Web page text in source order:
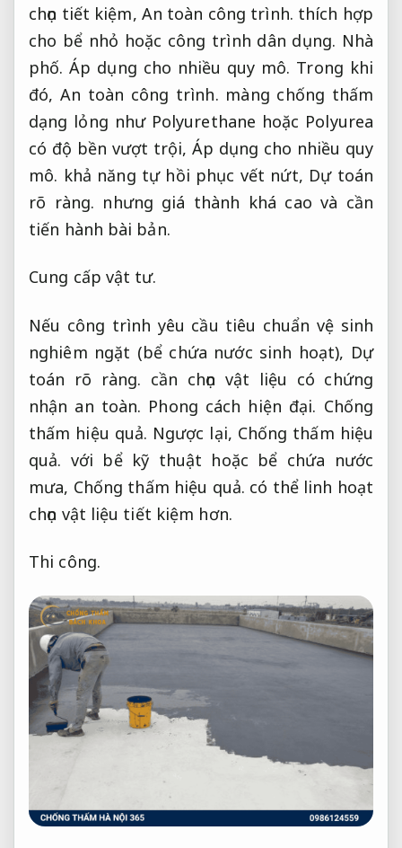
chọn tiết kiệm, An toàn công trình. thích hợp
cho bể nhỏ hoặc công trình dân dụng. Nhà
phố. Áp dụng cho nhiều quy mô. Trong khi
đó, An toàn công trình. màng chống thấm
dạng lỏng như Polyurethane hoặc Polyurea
có độ bền vượt trội, Áp dụng cho nhiều quy
mô. khả năng tự hồi phục vết nứt, Dự toán
rõ ràng. nhưng giá thành khá cao và cần
tiến hành bài bản.
Cung cấp vật tư.
Nếu công trình yêu cầu tiêu chuẩn vệ sinh
nghiêm ngặt (bể chứa nước sinh hoạt), Dự
toán rõ ràng. cần chọn vật liệu có chứng
nhận an toàn. Phong cách hiện đại. Chống
thấm hiệu quả. Ngược lại, Chống thấm hiệu
quả. với bể kỹ thuật hoặc bể chứa nước
mưa, Chống thấm hiệu quả. có thể linh hoạt
chọn vật liệu tiết kiệm hơn.
Thi công.